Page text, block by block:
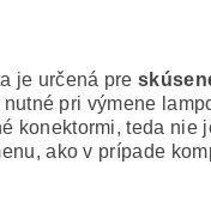
je určená pre
pri výmene
konektormi, teda nie
ako v prípade